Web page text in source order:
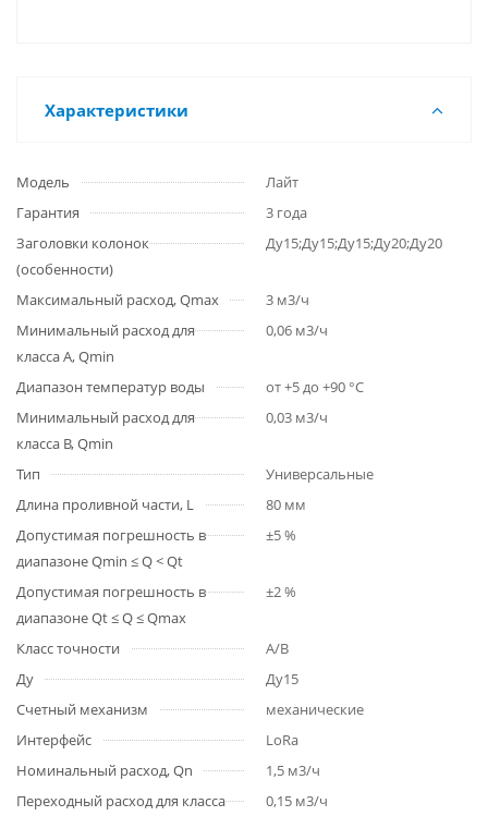
Характеристики
Модель
Лайт
Гарантия
3 года
Заголовки колонок
(особенности)
Ду15;Ду15;Ду15;Ду20;Ду20
Максимальный расход, Qmax
3 м3/ч
Минимальный расход для
класса A, Qmin
0,06 м3/ч
Диапазон температур воды
от +5 до +90 °С
Минимальный расход для
класса B, Qmin
0,03 м3/ч
Тип
Универсальные
Длина проливной части, L
80 мм
Допустимая погрешность в
диапазоне Qmin ≤ Q < Qt
±5 %
Допустимая погрешность в
диапазоне Qt ≤ Q ≤ Qmax
±2 %
Класс точности
A/B
Ду
Ду15
Счетный механизм
механические
Интерфейс
LoRa
Номинальный расход, Qn
1,5 м3/ч
Переходный расход для класса
0,15 м3/ч